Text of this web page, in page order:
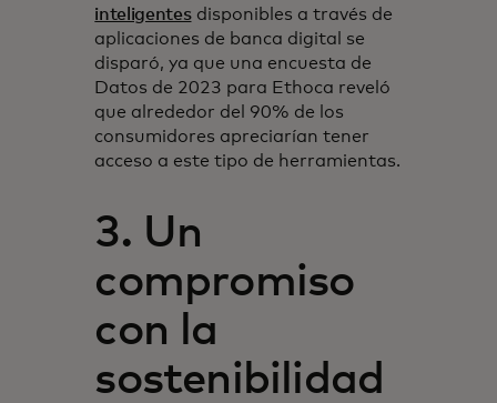
inteligentesdisponibles a través de
aplicaciones de banca digital se
disparó, ya que una encuesta de
Datos de 2023 para Ethoca reveló
que alrededor del 90% de los
consumidores apreciarían tener
acceso a este tipo de herramientas.
3. Un
compromiso
con la
sostenibilidad